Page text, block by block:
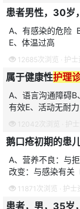
A、有感染的危险
E、体温过高
12685次浏览 · 护士
属于健康性护理
A、语言沟通障碍
有效E、活动无耐力
12042次浏览 · 护
鹅口疮初期的患
A、营养不良：与
改变：与感染有关
缺乏口炎的预防及
11871次浏览 · 护士